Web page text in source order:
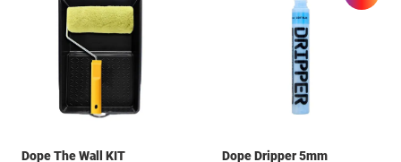
Dope The Wall KIT Dope Dripper 5mm